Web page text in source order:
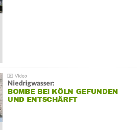
Niedrigwasser:
BOMBE BEI KÖLN GEFUNDEN
UND ENTSCHÄRFT